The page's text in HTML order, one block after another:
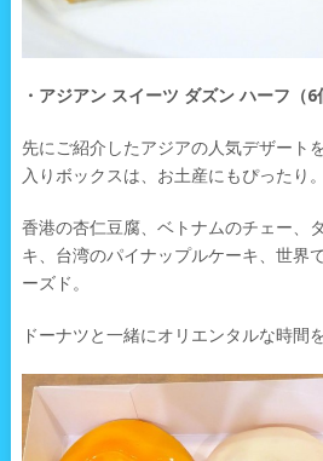
・アジアン スイーツ ダズン ハーフ（6
先にご紹介したアジアの人気デザート
入りボックスは、お土産にもぴったり。
香港の杏仁豆腐、ベトナムのチェー、
キ、台湾のパイナップルケーキ、世界
ーズド。
ドーナツと一緒にオリエンタルな時間